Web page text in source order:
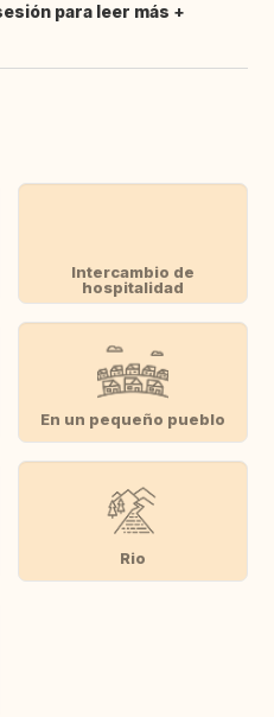
para leer más
Intercambio de
hospitalidad
En un pequeño pueblo
Rio